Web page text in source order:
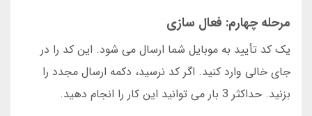
مرحله چهارم: فعال سازی
یک کد تأیید به موبایل شما ارسال می شود. این کد را در
جای خالی وارد کنید. اگر کد نرسید، دکمه ارسال مجدد را
بزنید. حداکثر 3 بار می توانید این کار را انجام دهید.